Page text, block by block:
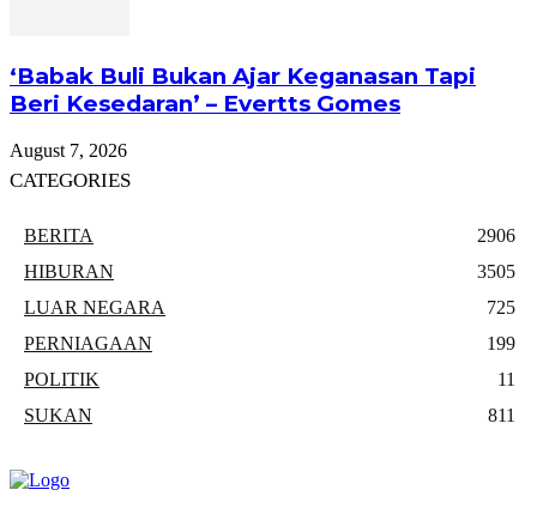
‘Babak Buli Bukan Ajar Keganasan Tapi
Beri Kesedaran’ – Evertts Gomes
August 7, 2026
CATEGORIES
BERITA
2906
HIBURAN
3505
LUAR NEGARA
725
PERNIAGAAN
199
POLITIK
11
SUKAN
811